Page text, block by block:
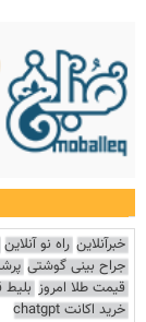
خبرآنلاین راه نو آنلاین
جراح بینی گوشتی
قیمت طلا امروز بلیط
خرید اکانت chatgpt